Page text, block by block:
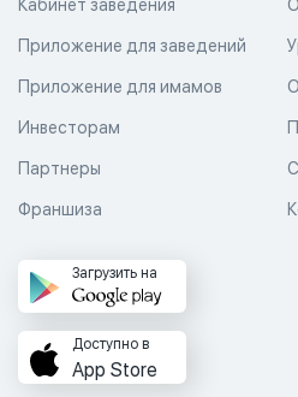
Кабинет заведения
Приложение для заведений
Приложение для имамов
Инвесторам
Партнеры
Франшиза
Загрузить на
Доступно в
App Store